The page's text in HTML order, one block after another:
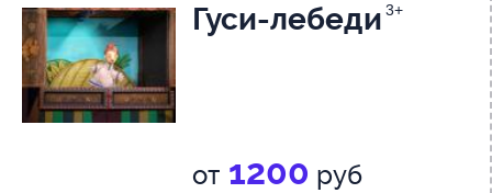
Гуси-лебеди 3+
от 1200 руб